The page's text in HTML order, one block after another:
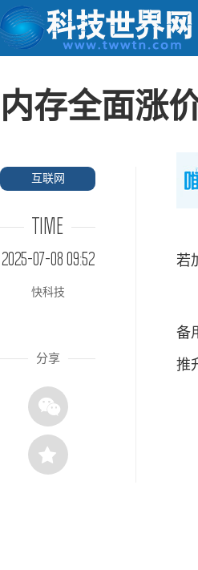
内存全面涨
互联网
TIME
2025-07-08 09:52
快科技
分享
若
备
推